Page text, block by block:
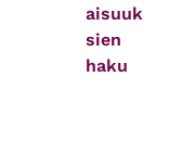
aisuuk
sien
haku